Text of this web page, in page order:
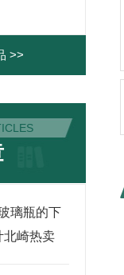
>>
璃瓶的下
北崎热卖